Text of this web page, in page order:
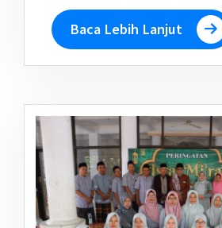
Baca Lebih Lanjut